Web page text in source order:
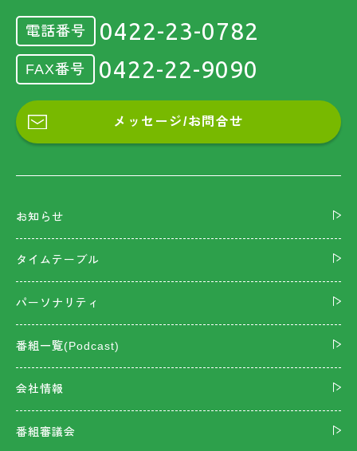
電話番号 0422-23-0782
FAX番号 0422-22-9090
メッセージ/お問合せ
お知らせ
タイムテーブル
パーソナリティ
番組一覧(Podcast)
会社情報
番組審議会